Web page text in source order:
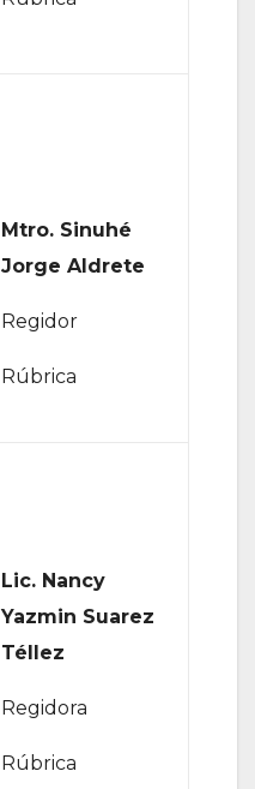
Mtro. Sinuhé
Jorge Aldrete
Regidor
Rúbrica
Lic. Nancy
Yazmin Suarez
Téllez
Regidora
Rúbrica